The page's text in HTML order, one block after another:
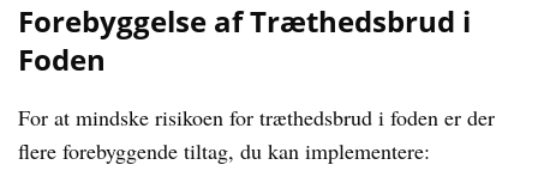
Forebyggelse af Træthedsbrud i
Foden
For at mindske risikoen for træthedsbrud i foden er der
flere forebyggende tiltag, du kan implementere: